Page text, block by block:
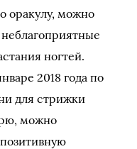
оракулу, можно
ногтей.
2018 года по
для стрижки
можно